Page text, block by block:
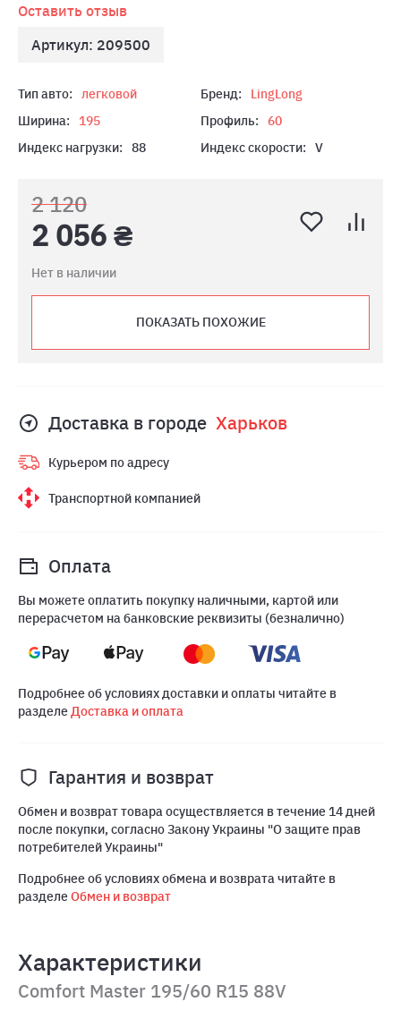
Оставить отзыв
Артикул: 209500
Тип авто: легковой Бренд:
LingLong
Ширина:
195 Профиль:
60
Индекс нагрузки:
88 Индекс скорости: V
2 120
2 056 ₴
Нет в наличии
ПОКАЗАТЬ ПОХОЖИЕ
Доставка в городе Харьков
Курьером по адресу
Транспортной компанией
Оплата
Вы можете оплатить покупку наличными, картой или
перерасчетом на банковские реквизиты (безналично)
Подробнее об условиях доставки и оплаты читайте в
разделеДоставка и оплата
Гарантия и возврат
Обмен и возврат товара осуществляется в течение 14 дней
после покупки, согласно Закону Украины "О защите прав
потребителей Украины"
Подробнее об условиях обмена и возврата читайте в
разделеОбмен и возврат
Характеристики
Comfort Master 195/60 R15 88V